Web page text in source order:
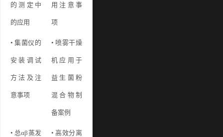
的测定中
的应用
用注意事
项
• 集菌仪的
安装调试
方法及注
意事项
• 喷雾干燥
机应用于
益生菌粉
混合物制
备案例
• 总αβ蒸发 • 高效分离